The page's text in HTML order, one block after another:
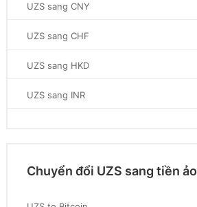
UZS sang CNY
UZS sang CHF
UZS sang HKD
UZS sang INR
Chuyển đổi UZS sang tiền ảo